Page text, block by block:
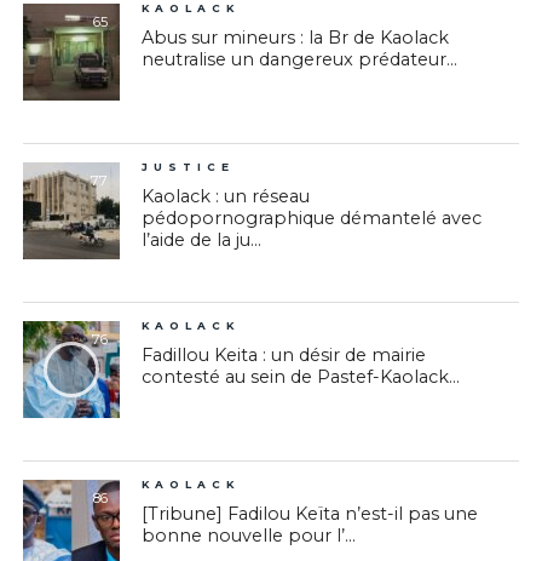
65
KAOLACK
Abus sur mineurs : la Br de Kaolack
neutralise un dangereux prédateur...
77
JUSTICE
Kaolack : un réseau
pédopornographique démantelé avec
l’aide de la ju...
76
KAOLACK
Fadillou Keita : un désir de mairie
contesté au sein de Pastef-Kaolack...
86
KAOLACK
[Tribune] Fadilou Keïta n’est-il pas une
bonne nouvelle pour l’...